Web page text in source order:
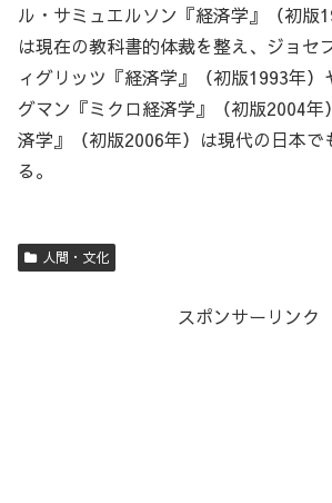
ル・サミュエルソン『経済学』（初版
は現在の教科書的体裁を整え、ジョセ
ィグリッツ『経済学』（初版1993年）
グマン『ミクロ経済学』（初版2004年
済学』（初版2006年）は現代の日本で
る。
人間・文化
スポンサーリンク